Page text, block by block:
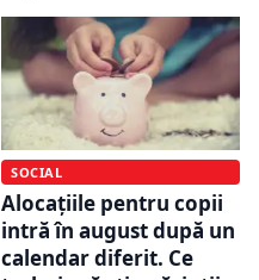
SOCIAL
Alocațiile pentru copii
intră în august după un
calendar diferit. Ce